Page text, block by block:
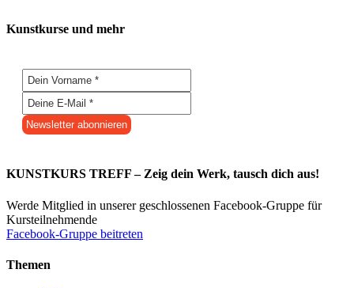
Kunstkurse und mehr
KUNSTKURS TREFF – Zeig dein Werk, tausch dich aus!
Werde Mitglied in unserer geschlossenen Facebook-Gruppe für
Kursteilnehmende
Facebook-Gruppe beitreten
Themen